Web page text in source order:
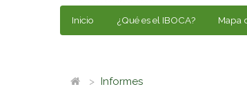
Inicio ¿Qué es el IBOCA? Mapa
Informes